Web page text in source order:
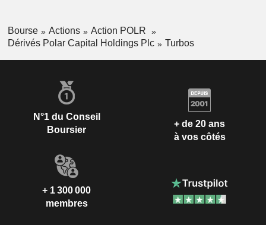
Bourse Actions
Action POLR
Dérivés Polar Capital Holdings Plc
Turbos
N°1 du Conseil
Boursier
+ de 20 ans
à vos côtés
+ 1 300 000
membres